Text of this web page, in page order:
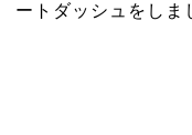
ートダッシュをしま